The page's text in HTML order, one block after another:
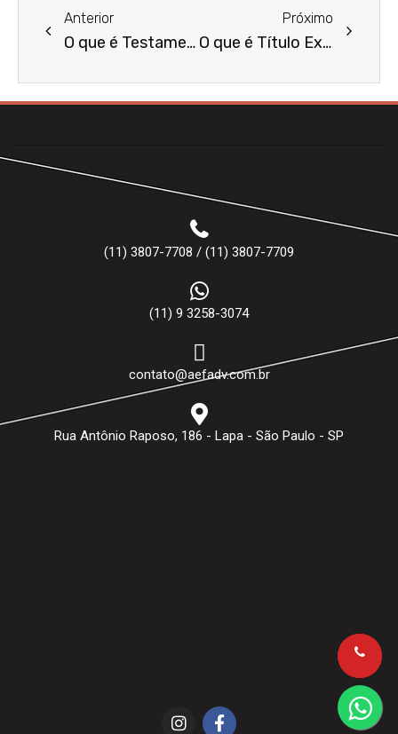
Anterior
O que é Testamento Público?
Próximo
O que é Título Executivo?
(11) 3807-7708 / (11) 3807-7709
(11) 9 3258-3074
contato@aefadv.com.br
Rua Antônio Raposo, 186 - Lapa - São Paulo - SP